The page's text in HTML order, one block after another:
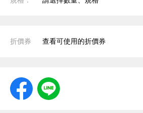
折價券 查看可使用的折價券